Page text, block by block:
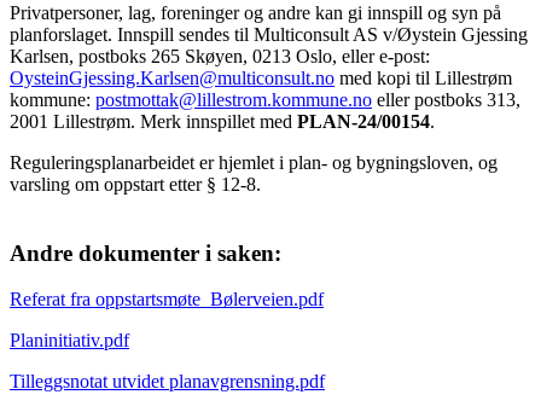
Privatpersoner, lag, foreninger og andre kan gi innspill og syn på
planforslaget. Innspill sendes til Multiconsult AS v/Øystein Gjessing
Karlsen, postboks 265 Skøyen, 0213 Oslo, eller e-post:
OysteinGjessing.Karlsen@multiconsult.no med kopi til Lillestrøm
kommune: postmottak@lillestrom.kommune.no eller postboks 313,
2001 Lillestrøm. Merk innspillet med PLAN-24/00154.
Reguleringsplanarbeidet er hjemlet i plan- og bygningsloven, og
varsling om oppstart etter § 12-8.
Andre dokumenter i saken:
Referat fra oppstartsmøte_Bølerveien.pdf
Planinitiativ.pdf
Tilleggsnotat utvidet planavgrensning.pdf